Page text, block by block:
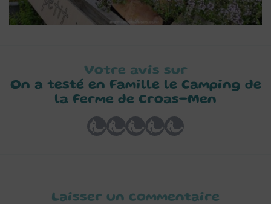
Votre avis sur
On a testé en Famille le Camping de
la Ferme de Croas-Men
Laisser un commentaire